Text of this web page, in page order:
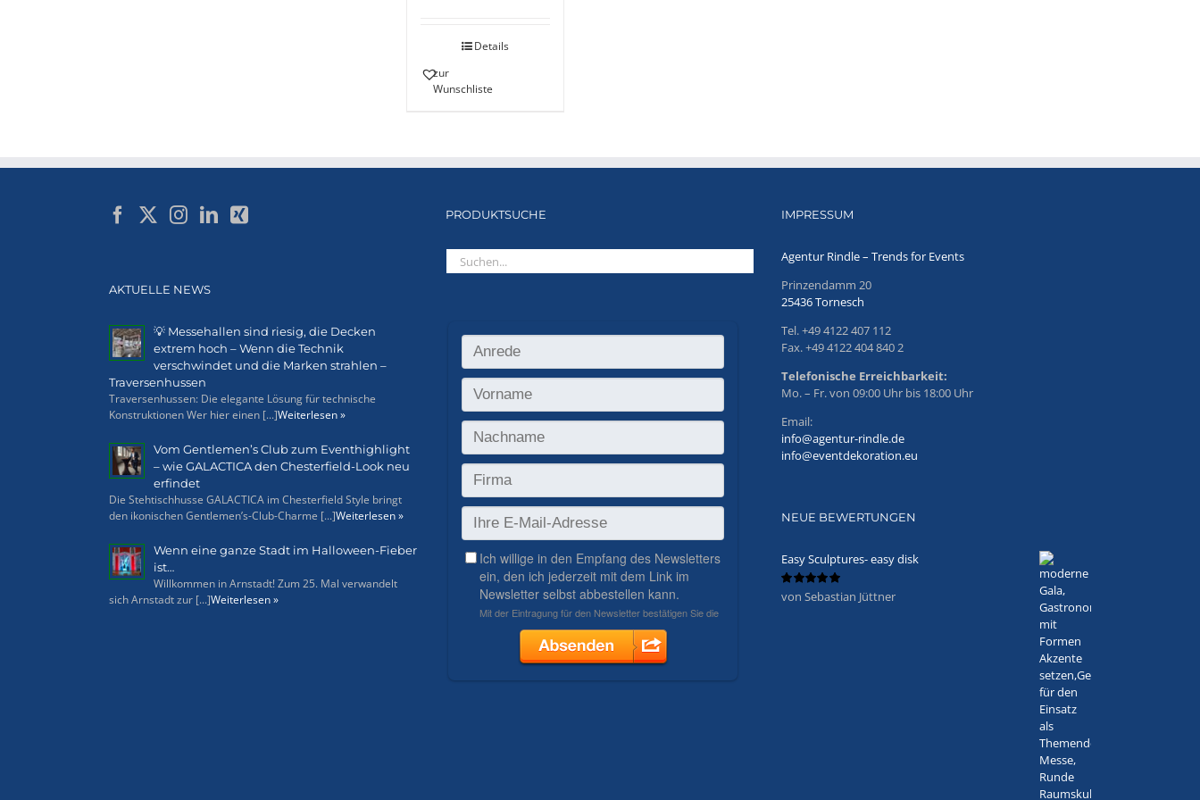
Details
zur
Wunschliste
AKTUELLE NEWS
💡 Messehallen sind riesig, die Decken
extrem hoch – Wenn die Technik
verschwindet und die Marken strahlen –
Traversenhussen
Traversenhussen: Die elegante Lösung für technische
Konstruktionen Wer hier einen [...]Weiterlesen »
Vom Gentlemen’s Club zum Eventhighlight
– wie GALACTICA den Chesterfield-Look neu
erfindet
Die Stehtischhusse GALACTICA im Chesterfield Style bringt
den ikonischen Gentlemen’s-Club-Charme [...]Weiterlesen »
Wenn eine ganze Stadt im Halloween-Fieber
ist…
Willkommen in Arnstadt! Zum 25. Mal verwandelt
sich Arnstadt zur [...]Weiterlesen »
PRODUKTSUCHE IMPRESSUM
Agentur Rindle – Trends for Events
Prinzendamm 20
25436 Tornesch
Tel. +49 4122 407 112
Fax. +49 4122 404 840 2
Telefonische Erreichbarkeit:
Mo. – Fr. von 09:00 Uhr bis 18:00 Uhr
Email:
info@agentur-rindle.de
info@eventdekoration.eu
NEUE BEWERTUNGEN
Easy Sculptures- easy disk
Bewertet
von Sebastian Jüttner